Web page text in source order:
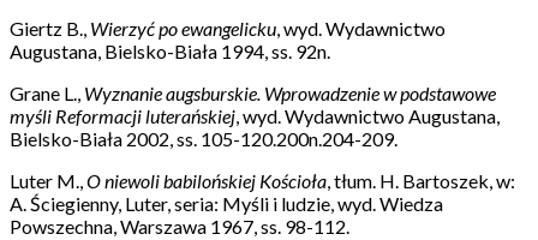
Giertz B., Wierzyć po ewangelicku, wyd. Wydawnictwo
Augustana, Bielsko-Biała 1994, ss. 92n.
Grane L., Wyznanie augsburskie. Wprowadzenie w podstawowe
myśli Reformacji luterańskiej, wyd. Wydawnictwo Augustana,
Bielsko-Biała 2002, ss. 105-120.200n.204-209.
Luter M.,O niewoli babilońskiej Kościoła, tłum. H. Bartoszek, w:
A. Ściegienny, Luter, seria: Myśli i ludzie, wyd. Wiedza
Powszechna, Warszawa 1967, ss. 98-112.